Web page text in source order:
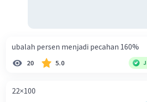
ubalah persen menjadi pecahan 160%
20 5.0
22×100